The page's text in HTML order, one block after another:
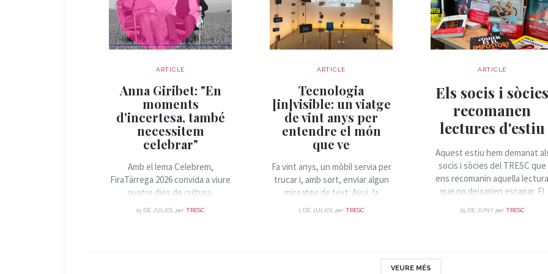
ARTICLE
Anna Giribet: "En
moments
d'incertesa, també
necessitem
celebrar"
Amb el lema Celebrem,
FiraTàrrega 2026 convida a viure
quatre dies de cultura,
15 DE JULIOL per TRESC
ARTICLE
Tecnologia
[in]visible: un viatge
de vint anys per
entendre el món
que ve
Fa vint anys, un mòbil servia per
trucar i, amb sort, enviar algun
missatge de text. Avui, la
1 DE JULIOL per TRESC
ARTICLE
Els socis i sòcies
recomanen
lectures d'estiu
Aquest estiu hem demanat
socis i sòcies del TRESC que
ens recomanin aquella lectura
que no deixarien escapar. El
novel·les, assaig, clàssics,
29 DE JUNYper TRESC
VEURE MÉS